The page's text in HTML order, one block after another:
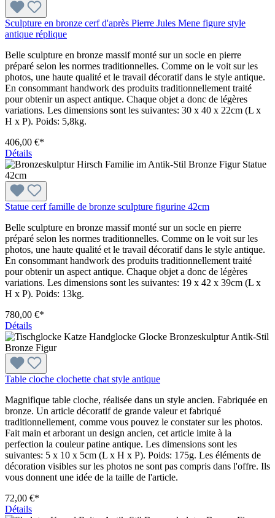
Sculpture en bronze cerf d'après Pierre Jules Mene figure style
antique réplique
Belle sculpture en bronze massif monté sur un socle en pierre
préparé selon les normes traditionnelles. Comme on le voit sur les
photos, une haute qualité et le travail décoratif dans le style antique.
En consommant handwork des produits traditionnellement traité
pour obtenir un aspect antique. Chaque objet a donc de légères
variations. Les dimensions sont les suivantes: 30 x 40 x 22cm (L x
H x P). Poids: 5,8kg.
406,00 €*
Détails
Statue cerf famille de bronze sculpture figurine 42cm
Belle sculpture en bronze massif monté sur un socle en pierre
préparé selon les normes traditionnelles. Comme on le voit sur les
photos, une haute qualité et le travail décoratif dans le style antique.
En consommant handwork des produits traditionnellement traité
pour obtenir un aspect antique. Chaque objet a donc de légères
variations. Les dimensions sont les suivantes: 19 x 42 x 39cm (L x
H x P). Poids: 13kg.
780,00 €*
Détails
Table cloche clochette chat style antique
Magnifique table cloche, réalisée dans un style ancien. Fabriquée en
bronze. Un article décoratif de grande valeur et fabriqué
traditionnellement, comme vous pouvez le constater sur les photos.
Fait main et arborant un design ancien, cet article imite à la
perfection la couleur patine antique. Les dimensions sont les
suivantes: 5 x 10 x 5cm (L x H x P). Poids: 175g. Les éléments de
décoration visibles sur les photos ne sont pas compris dans l'offre. Ils
vous donnent une idée de la taille de l'article.
72,00 €*
Détails